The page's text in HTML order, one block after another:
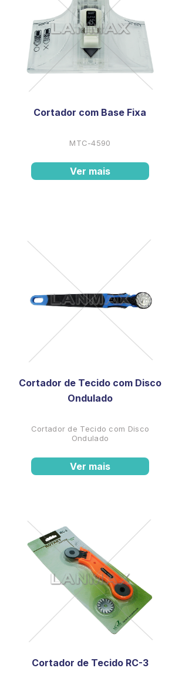
Cortador com Base Fixa
MTC-4590
Ver mais
Cortador de Tecido com Disco
Ondulado
Cortador de Tecido com Disco
Ondulado
Ver mais
Cortador de Tecido RC-3